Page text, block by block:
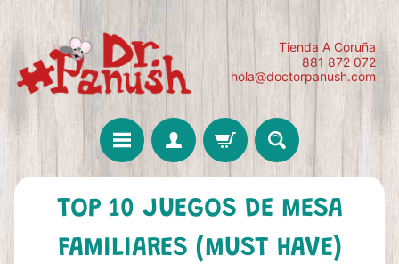
Tienda A Coruña
881 872 072
hola@doctorpanush.com
TOP 10 JUEGOS DE MESA
FAMILIARES (MUST HAVE)